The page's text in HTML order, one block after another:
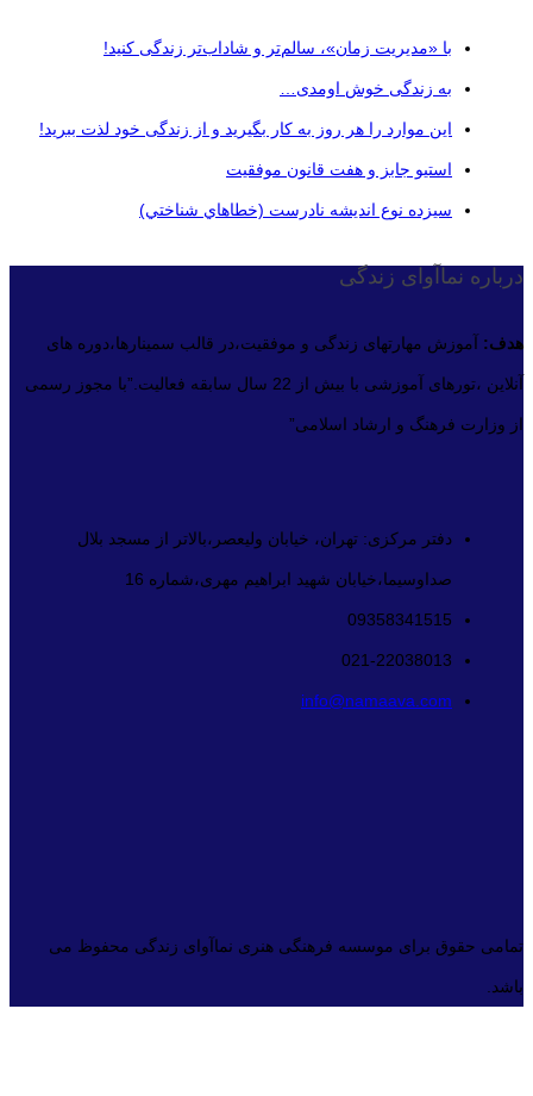
با «مدیریت زمان»، سالم‌تر و شاداب‌تر زندگی کنید!
به زندگی خوش اومدی…
این موارد را هر روز به کار بگیرید و از زندگی خود لذت ببرید!
استیو جابز و هفت قانون موفقیت
سيزده نوع انديشه نادرست (خطاهاي شناختي)
درباره نماآوای زندگی
هدف: آموزش مهارتهای زندگی و موفقیت،در قالب سمینارها،دوره های
آنلاین ،تورهای آموزشی با بیش از 22 سال سابقه فعالیت.”با مجوز رسمی
از وزارت فرهنگ و ارشاد اسلامی”
دفتر مرکزی: تهران، خیابان ولیعصر،بالاتر از مسجد بلال
صداوسیما،خیابان شهید ابراهیم مهری،شماره 16
09358341515
021-22038013
info@namaava.com
تمامی حقوق برای موسسه فرهنگی هنری نماآوای زندگی محفوظ می
باشد.